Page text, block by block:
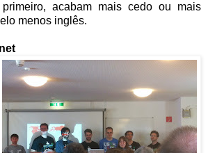
acabam mais cedo ou mais
menos inglês.